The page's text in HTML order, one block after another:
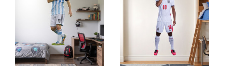
Klikni za detalje Klikni za detalje